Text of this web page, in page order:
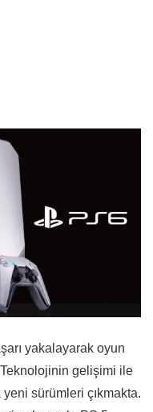
yakalayarak oyun
gelişimi ile
sürümleri çıkmakta.